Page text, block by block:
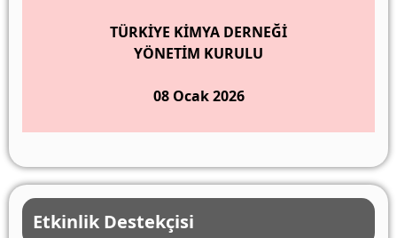
TÜRKİYE KİMYA DERNEĞİ
YÖNETİM KURULU
08 Ocak 2026
Etkinlik Destekçisi